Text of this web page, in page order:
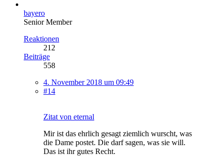
bayero
Senior Member
Reaktionen
212
Beiträge
558
4. November 2018 um 09:49
#14
Zitat von eternal
Mir ist das ehrlich gesagt ziemlich wurscht, was
die Dame postet. Die darf sagen, was sie will.
Das ist ihr gutes Recht.